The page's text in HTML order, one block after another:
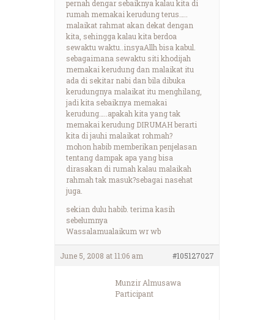
pernah dengar sebaiknya kalau kita di
rumah memakai kerudung terus…..
malaikat rahmat akan dekat dengan
kita, sehingga kalau kita berdoa
sewaktu waktu..insyaAllh bisa kabul.
sebagaimana sewaktu siti khodijah
memakai kerudung dan malaikat itu
ada di sekitar nabi dan bila dibuka
kerudungnya malaikat itu menghilang,
jadi kita sebaiknya memakai
kerudung…..apakah kita yang tak
memakai kerudung DIRUMAH berarti
kita di jauhi malaikat rohmah?
mohon habib memberikan penjelasan
tentang dampak apa yang bisa
dirasakan di rumah kalau malaikah
rahmah tak masuk?sebagai nasehat
juga.
sekian dulu habib. terima kasih
sebelumnya
Wassalamualaikum wr wb
June 5, 2008 at 11:06 am #105127027
Munzir Almusawa
Participant